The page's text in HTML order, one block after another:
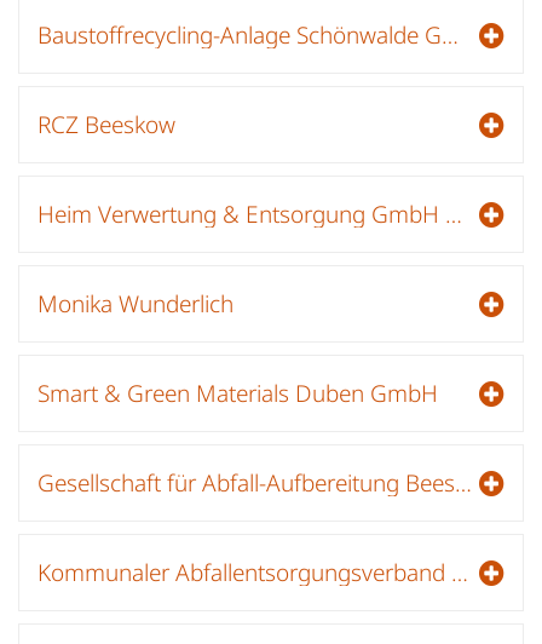
Baustoffrecycling-Anlage Schönwalde GmbH
RCZ Beeskow
Heim Verwertung & Entsorgung GmbH & Co KG
Monika Wunderlich
Smart & Green Materials Duben GmbH
Gesellschaft für Abfall-Aufbereitung Beeskow GmbH
Kommunaler Abfallentsorgungsverband Niederlausitz